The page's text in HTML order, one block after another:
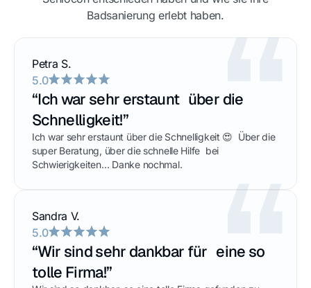
Badsanierung erlebt haben.
Petra S.
5.0
“Ich war sehr erstaunt über die
Schnelligkeit!”
Ich war sehr erstaunt über die Schnelligkeit 😍 Über die
super Beratung, über die schnelle Hilfe bei
Schwierigkeiten… Danke nochmal.
Sandra V.
5.0
“Wir sind sehr dankbar für eine so
tolle Firma!”